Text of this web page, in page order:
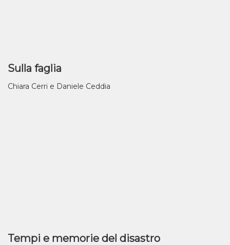
Sulla faglia
Chiara Cerri e Daniele Ceddia
Tempi e memorie del disastro